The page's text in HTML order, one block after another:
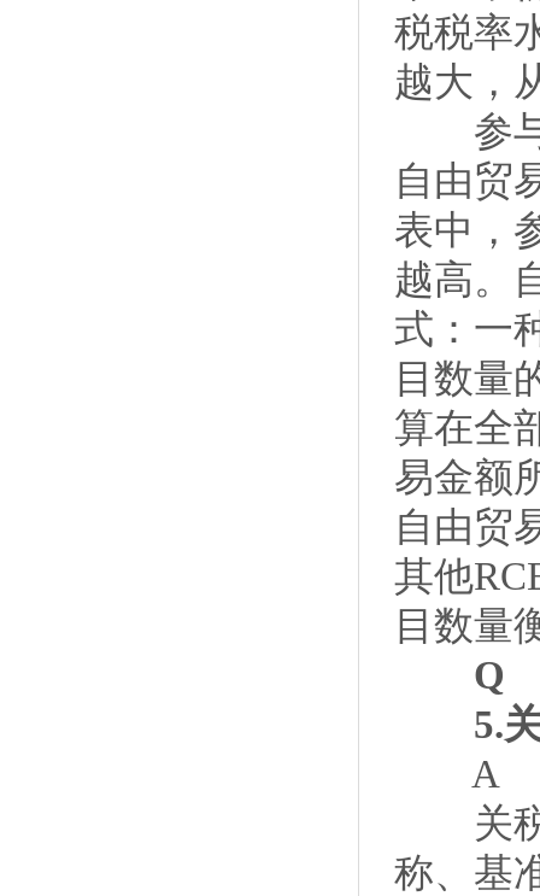
税税率
越大，
参与
自由贸
表中，
越高。
式：一
目数量
算在全
易金额
自由贸
其他
目数量
Q
5.关
A
关税
称、基